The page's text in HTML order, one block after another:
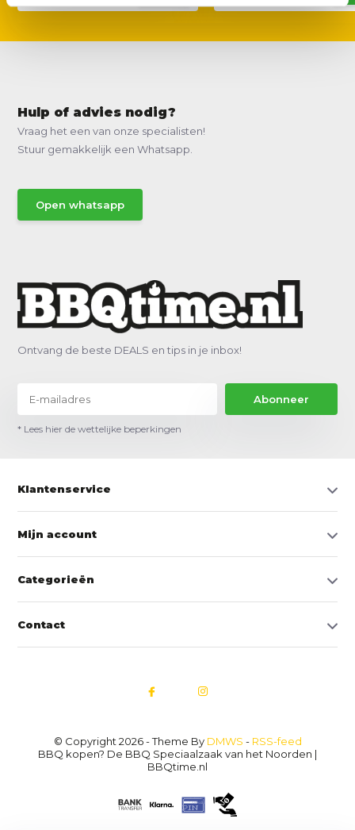
Hulp of advies nodig?
Vraag het een van onze specialisten!
Stuur gemakkelijk een Whatsapp.
Open whatsapp
Ontvang de beste DEALS en tips in je inbox!
Abonneer
* Lees hier de wettelijke beperkingen
Klantenservice
Mijn account
Categorieën
Contact
© Copyright 2026 - Theme By DMWS - RSS-feed
BBQ kopen? De BBQ Speciaalzaak van het Noorden |
BBQtime.nl